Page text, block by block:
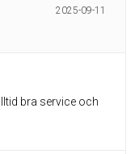
2025-09-11
bra service och